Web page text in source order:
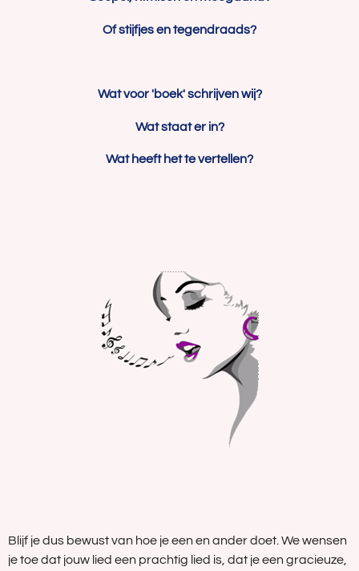
Of stijfjes en tegendraads?
Wat voor 'boek' schrijven wij?
Wat staat er in?
Wat heeft het te vertellen?
Blijf je dus bewust van hoe je een en ander doet. We wensen
je toe dat jouw lied een prachtig lied is, dat je een gracieuze,